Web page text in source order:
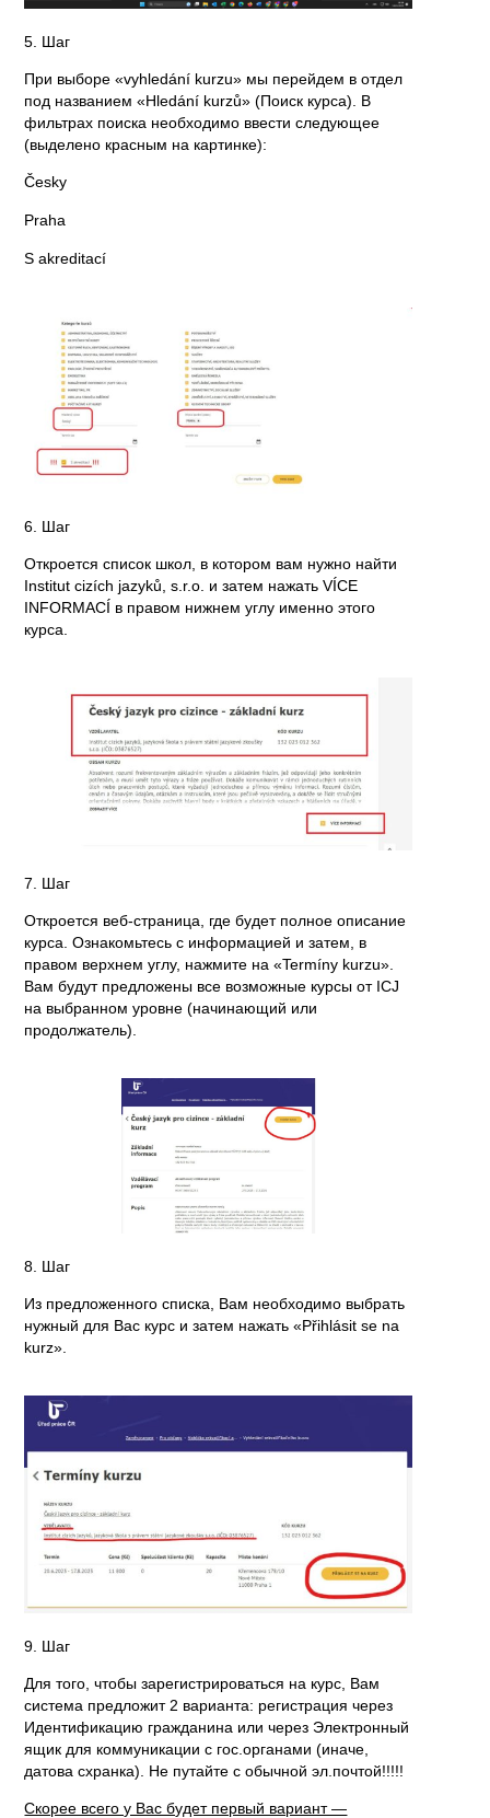
5. Шаг
При выборе«vyhledání kurzu» мы перейдем в отдел
под названием«Hledání kurzů» (Поиск курса). В
фильтрах поиска необходимо ввести следующее
(выделено красным на картинке):
Česky
Praha
S akreditací
6. Шаг
Откроется список школ, в котором вам нужно найти
Institut cizích jazyků, s.r.o. и затем нажать VÍCE
INFORMACÍ в правом нижнем углу именно этого
курса.
7. Шаг
Откроется веб-страница, где будет полное описание
курса. Ознакомьтесь с информацией и затем, в
правом верхнем углу, нажмите на «Termíny kurzu».
Вам будут предложены все возможные курсы от ICJ
на выбранном уровне (начинающий или
продолжатель).
8. Шаг
Из предложенного списка, Вам необходимо выбрать
нужный для Вас курс и затем нажать «Přihlásit se na
kurz».
9. Шаг
Для того, чтобы зарегистрироваться на курс, Вам
система предложит 2 варианта: регистрация через
Идентификацию гражданина или через Электронный
ящик для коммуникации с гос.органами (иначе,
датова схранка). Не путайте с обычной эл.почтой!!!!!
Скорее всего у Вас будет первый вариант —